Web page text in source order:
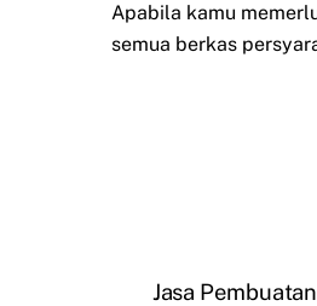
Apabila kamu
semua berkas
Jasa